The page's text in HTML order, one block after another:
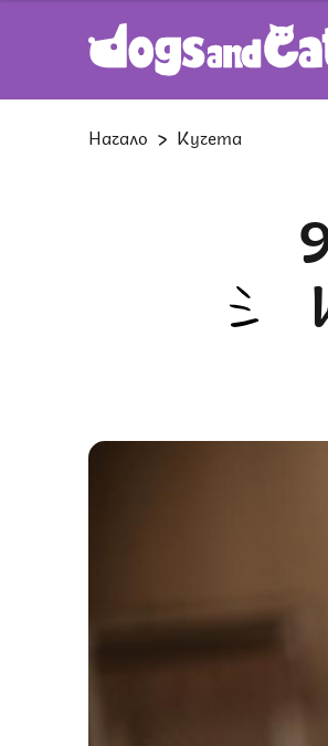
Начало Кучета
9 породи,